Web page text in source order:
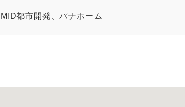
MID都市開発、パナホーム